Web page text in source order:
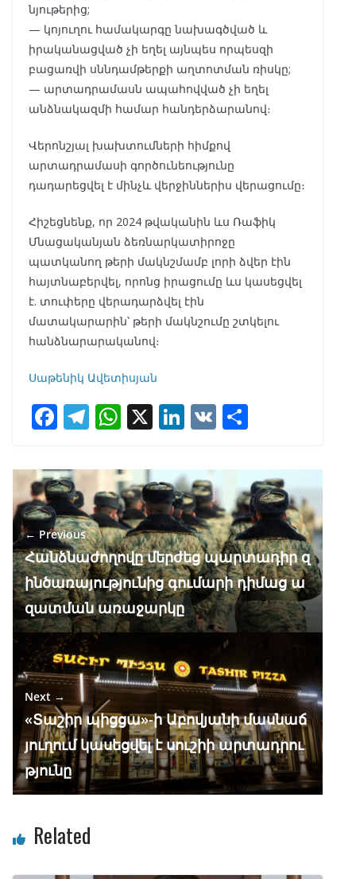
նյութերից;
— կոյուղու համակարգը նախագծված և
իրականացված չի եղել այնպես որպեսզի
բացառվի սննդամթերքի աղտոտման ռիսկը;
— արտադրամասն ապահովված չի եղել
անձնակազմի համար հանդերձարանով։
Վերոնշյալ խախտումների հիմքով
արտադրամասի գործունեությունը
դադարեցվել է մինչև վերջիններիս վերացումը։
Հիշեցնենք, որ 2024 թվականին ևս Ռաֆիկ
Մնացականյան ձեռնարկատիրոջը
պատկանող թերի մակնշմամբ լորի ձվեր էին
հայտնաբերվել, որոնց իրացումը ևս կասեցվել
է. տուփերը վերադարձվել էին
մատակարարին՝ թերի մակնշումը շտկելու
հանձնարարականով։
Սաթենիկ Ավետիսյան
F
e
b
o
o
k
T
e
gr
a
m
W
at
s
A
p
p
X Li
k
e
dI
n
V
ar
e
← Previous
Հանձնաժողովը մերժեց պարտադիր զ
ինծառայությունից գումարի դիմաց ա
զատման առաջարկը
Next →
«Տաշիր պիցցա»-ի Աբովյանի մասնաճ
յուղում կասեցվել է սուշիի արտադրու
թյունը
Related